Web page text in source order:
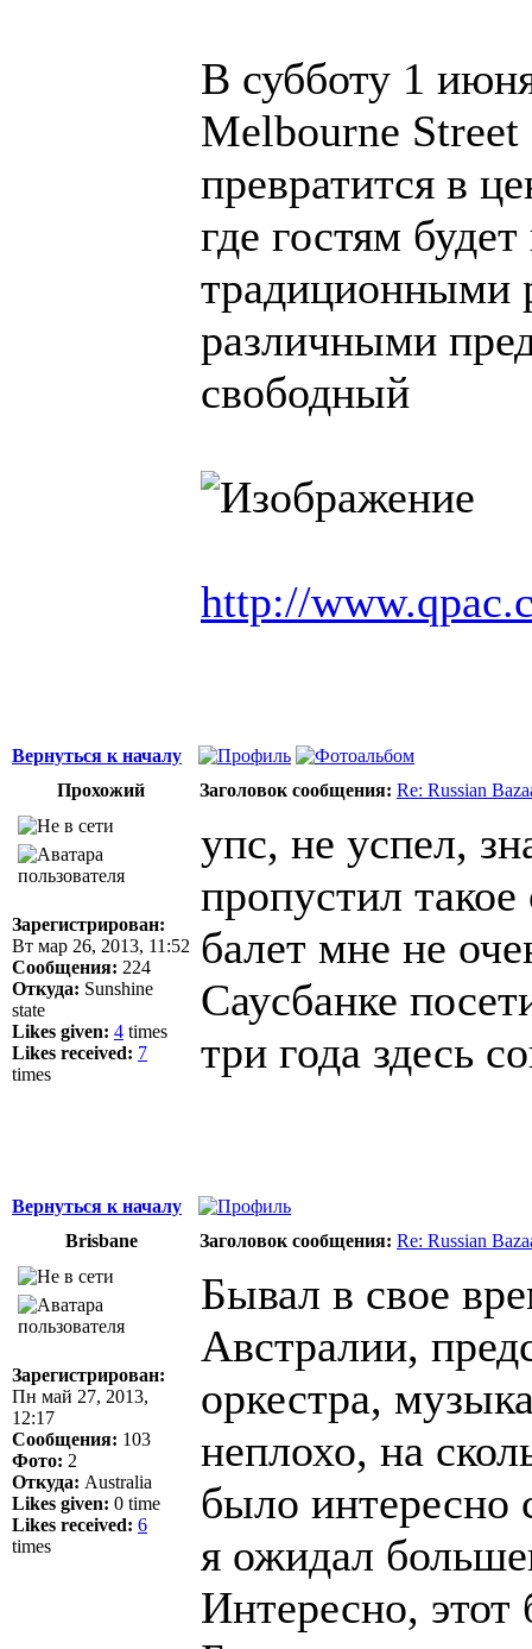
В субботу 1
Melbourne Street
превратится в
где гостям
традиционными
различными
свободный
http://
Вернуться к началу
Прохожий
Заголовок сообщения: Re: Russian
Зарегистрирован:
Вт мар 26, 2013, 11:52
Сообщения: 224
Откуда: Sunshine
state
Likes given: 4 times
Likes received: 7
times
упс, не успел,
пропустил
балет мне не
Саусбанке
три года здесь
Вернуться к началу
Brisbane
Заголовок сообщения: Re: Russian
Зарегистрирован:
Пн май 27, 2013,
12:17
Сообщения: 103
Фото: 2
Откуда: Australia
Likes given: 0 time
Likes received: 6
times
Бывал в свое
Австралии,
оркестра,
неплохо, на
было интересно
я ожидал
Интересно, этот